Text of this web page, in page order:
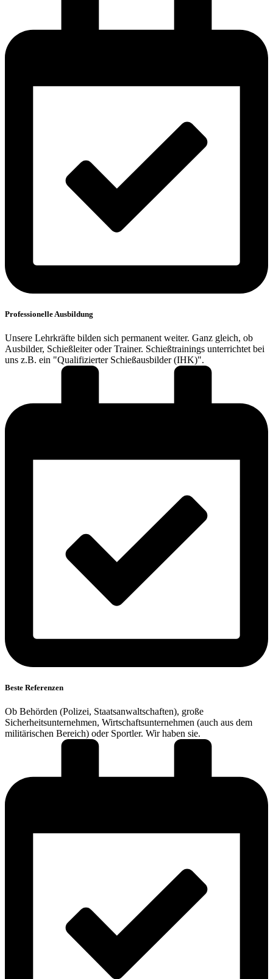
Professionelle Ausbildung
Unsere Lehrkräfte bilden sich permanent weiter. Ganz gleich, ob
Ausbilder, Schießleiter oder Trainer. Schießtrainings unterrichtet bei
uns z.B. ein "Qualifizierter Schießausbilder (IHK)".
Beste Referenzen
Ob Behörden (Polizei, Staatsanwaltschaften), große
Sicherheitsunternehmen, Wirtschaftsunternehmen (auch aus dem
militärischen Bereich) oder Sportler. Wir haben sie.